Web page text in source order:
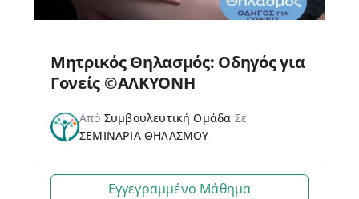
Μητρικός Θηλασμός: Οδηγός για
Γονείς ©ΑΛΚΥΟΝΗ
Από Συμβουλευτική Ομάδα Σε
ΣΕΜΙΝΑΡΙΑ ΘΗΛΑΣΜΟΥ
Εγγεγραμμένο Μάθημα